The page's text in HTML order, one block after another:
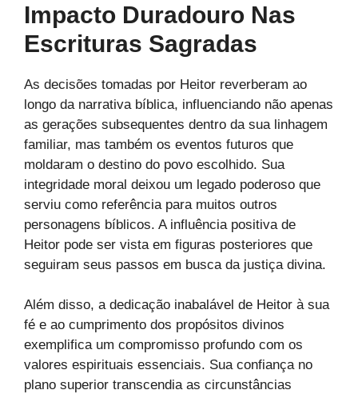
Impacto Duradouro Nas
Escrituras Sagradas
As decisões tomadas por Heitor reverberam ao
longo da narrativa bíblica, influenciando não apenas
as gerações subsequentes dentro da sua linhagem
familiar, mas também os eventos futuros que
moldaram o destino do povo escolhido. Sua
integridade moral deixou um legado poderoso que
serviu como referência para muitos outros
personagens bíblicos. A influência positiva de
Heitor pode ser vista em figuras posteriores que
seguiram seus passos em busca da justiça divina.
Além disso, a dedicação inabalável de Heitor à sua
fé e ao cumprimento dos propósitos divinos
exemplifica um compromisso profundo com os
valores espirituais essenciais. Sua confiança no
plano superior transcendia as circunstâncias